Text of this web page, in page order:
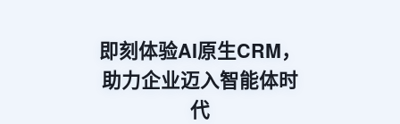
即刻体验AI原生CRM，
助力企业迈入智能体时
代